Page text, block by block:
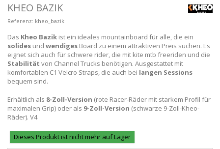
KHEO BAZIK
Referenz: kheo_bazik
Das Kheo Bazik ist ein ideales mountainboard für alle, die ein
solides und wendiges Board zu einem attraktiven Preis suchen. Es
eignet sich auch für schwere rider, die mit kite mtb freeriden und die
Stabilität von Channel Trucks benötigen. Ausgestattet mit
komfortablen C1 Velcro Straps, die auch bei langen Sessions
bequem sind.
Erhältlich als 8-Zoll-Version (rote Racer-Räder mit starkem Profil für
maximalen Grip) oder als 9-Zoll-Version (schwarze 9-Zoll-Kheo-
Räder). V4
Dieses Produkt ist nicht mehr auf Lager